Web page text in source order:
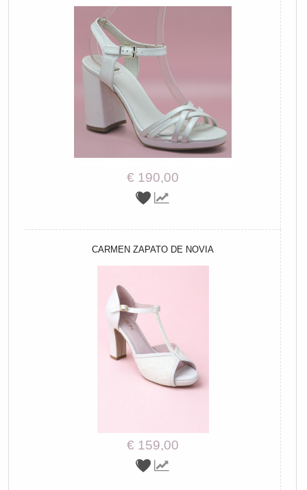
€ 190,00
CARMEN ZAPATO DE NOVIA
€ 159,00